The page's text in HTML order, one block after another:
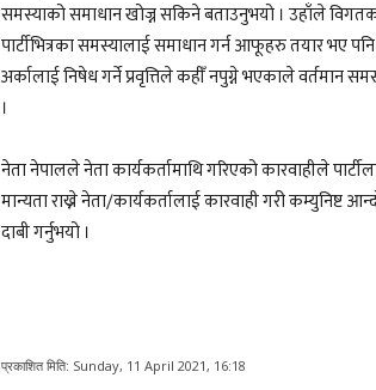
समस्याको समाधान खोज्न सकिने बताउनुभयो । उहाँले
पार्टीभित्रका समस्यालाई समाधान गर्न आफूहरु तयार भए
अर्कालाई निषेध गर्ने प्रवृत्तिले कहीँ नपुग्ने भएकाले वर्तमान
।
नेता नेपालले नेता कार्यकर्तामाथि गरिएको कारवाहीले
मान्यता राख्ने नेता/कार्यकर्तालाई कारवाही गरी
दाबी गर्नुभयो ।
प्रकाशित मिति: Sunday, 11 April 2021, 16:18